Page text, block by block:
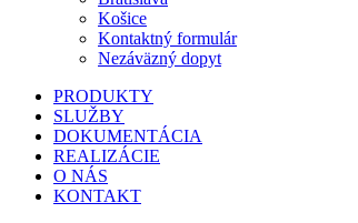
Košice
Kontaktný formulár
Nezáväzný dopyt
PRODUKTY
SLUŽBY
DOKUMENTÁCIA
REALIZÁCIE
O NÁS
KONTAKT